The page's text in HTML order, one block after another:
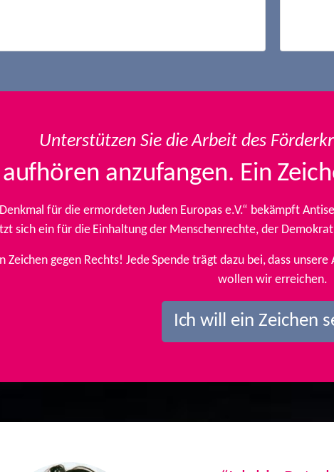
Unterstützen Sie die Arbeit des
anzufangen. Ein
für die ermordeten Juden Europas e.V.“ bekämpft
sich ein für die Einhaltung der Menschenrechte, der
Zeichen gegen Rechts! Jede Spende trägt dazu bei, dass
wollen wir erreichen.
Ich will ein Zeichen